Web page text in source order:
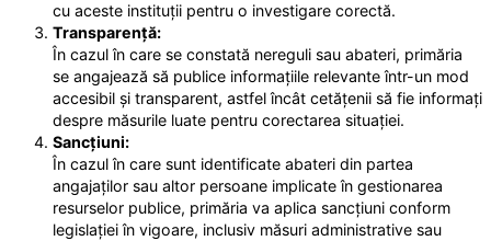
cu aceste instituții pentru o investigare corectă.
Transparență:
În cazul în care se constată nereguli sau abateri, primăria
se angajează să publice informațiile relevante într-un mod
accesibil și transparent, astfel încât cetățenii să fie informați
despre măsurile luate pentru corectarea situației.
Sancțiuni:
În cazul în care sunt identificate abateri din partea
angajaților sau altor persoane implicate în gestionarea
resurselor publice, primăria va aplica sancțiuni conform
legislației în vigoare, inclusiv măsuri administrative sau